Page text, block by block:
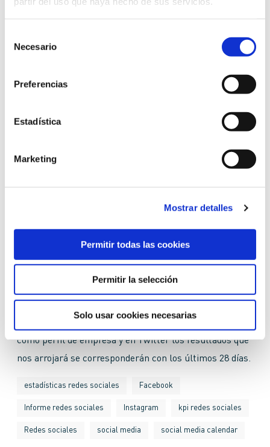
Necesario
Preferencias
Estadística
Marketing
Mostrar detalles
Permitir todas las cookies
Permitir la selección
Solo usar cookies necesarias
número de usuarios que ve una
publicación
Instagram, hay que tener en cuenta que no todos
marca debido al algoritmo.
, teniendo en cuenta
que lo pudo ver desde su cuenta en el inicio, luego
lo volvió a ver porque sus amigos lo compartieron o
aparece varias veces.
siempre hay que saber que el número de impresiones
será más alto.
Para finalizar es importante tener en cuenta que,para
como perfil de empresa y en Twitter los resultados que
nos arrojará se corresponderán con los últimos 28 días.
estadísticas redes sociales Facebook
Informe redes sociales Instagram kpi redes sociales
Redes sociales social media social media calendar